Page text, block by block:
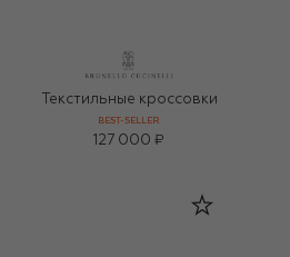
Текстильные кроссовки
BEST-SELLER
127 000 ₽